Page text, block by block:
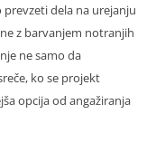
prevzeti dela na urejanju
z barvanjem notranjih
ne samo da
ko se projekt
opcija od angažiranja